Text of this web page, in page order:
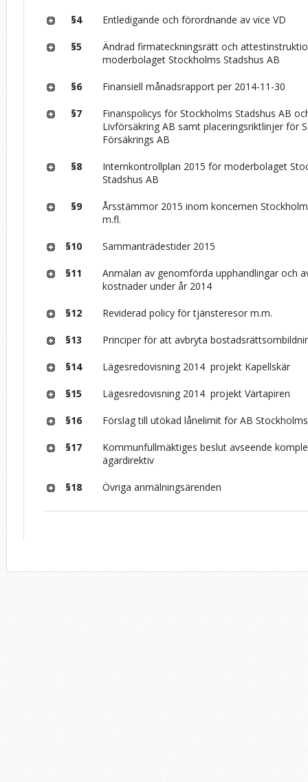
§4 Entledigande och förordnande av vice VD
§5
Ändrad firmateckningsrätt och
moderbolaget Stockholms Stadshus AB
§6 Finansiell månadsrapport per 2014-11-30
§7
Finanspolicys för Stockholms Stadshus AB
Livförsäkring AB samt placeringsriktlinjer för
Försäkrings AB
§8
Internkontrollplan 2015 för moderbolaget
Stadshus AB
§9
Årsstämmor 2015 inom koncernen
m.fl.
§10 Sammanträdestider 2015
§11
Anmälan av genomförda upphandlingar och
kostnader under år 2014
§12 Reviderad policy för tjänsteresor m.m.
§13 Principer för att avbryta
§14 Lägesredovisning 2014 ­ projekt Kapellskär
§15 Lägesredovisning 2014 ­ projekt Värtapiren
§16 Förslag till utökad lånelimit för AB
§17
Kommunfullmäktiges beslut avseende
ägardirektiv
§18 Övriga anmälningsärenden